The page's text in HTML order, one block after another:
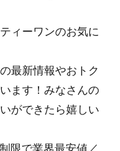
ィーワンのお気に
最新情報やおトク
ます！みなさんの
ができたら嬉しい